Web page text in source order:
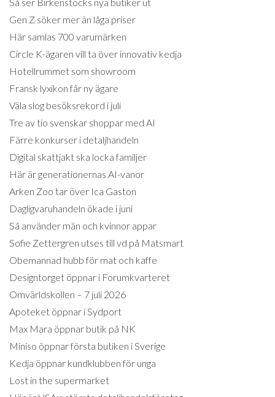
Gen Z söker mer än låga priser
Här samlas 700 varumärken
Circle K-ägaren vill ta över innovativ kedja
Hotellrummet som showroom
Fransk lyxikon får ny ägare
Väla slog besöksrekord i juli
Tre av tio svenskar shoppar med AI
Färre konkurser i detaljhandeln
Digital skattjakt ska locka familjer
Här är generationernas AI-vanor
Arken Zoo tar över Ica Gaston
Dagligvaruhandeln ökade i juni
Så använder män och kvinnor appar
Sofie Zettergren utses till vd på Matsmart
Obemannad hubb för mat och kaffe
Designtorget öppnar i Forumkvarteret
Omvärldskollen – 7 juli 2026
Apoteket öppnar i Sydport
Max Mara öppnar butik på NK
Miniso öppnar första butiken i Sverige
Kedja öppnar kundklubben för unga
Lost in the supermarket